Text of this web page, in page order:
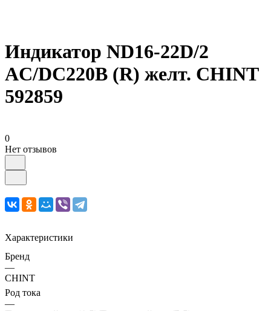
Индикатор ND16-22D/2
AC/DC220В (R) желт. CHINT
592859
0
Нет отзывов
Характеристики
Бренд
—
CHINT
Род тока
—